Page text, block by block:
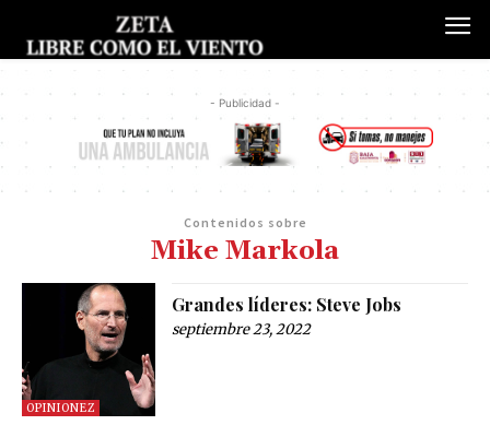
- Publicidad -
Contenidos sobre
Mike Markola
OPINIONEZ
Grandes líderes: Steve Jobs
septiembre 23, 2022